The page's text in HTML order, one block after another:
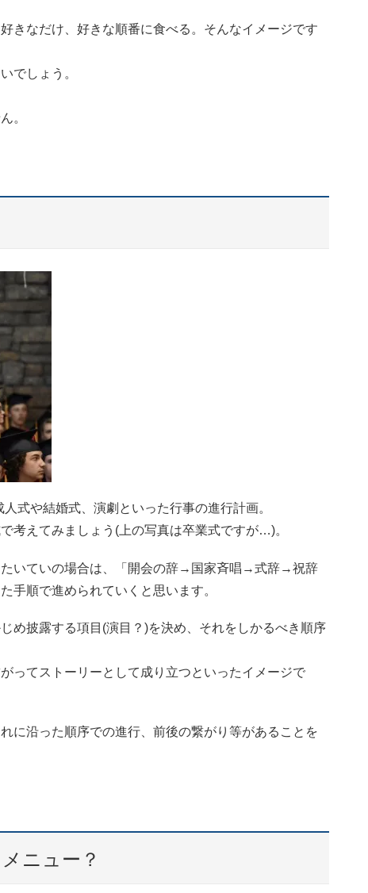
きなだけ、好きな順番に食べる。そんなイメージです
でしょう。
。
式や結婚式、演劇といった行事の進行計画。
考えてみましょう(上の写真は卒業式ですが…)。
たいていの場合は、「開会の辞→国家斉唱→式辞→祝辞
順で進められていくと思います。
め披露する項目(演目？)を決め、それをしかるべき順序
ってストーリーとして成り立つといったイメージで
に沿った順序での進行、前後の繋がり等があることを
ニュー？